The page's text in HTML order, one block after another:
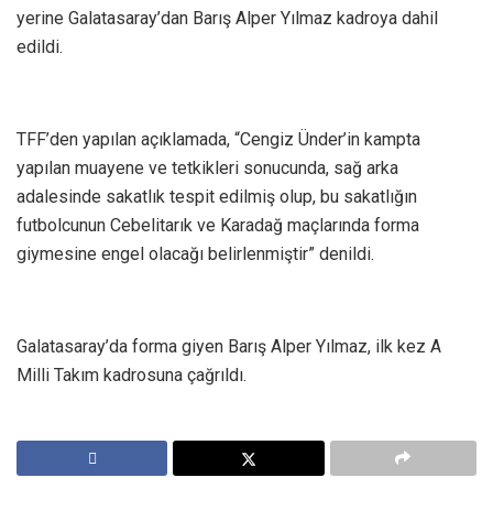
yerine Galatasaray’dan Barış Alper Yılmaz kadroya dahil
edildi.
TFF’den yapılan açıklamada, “Cengiz Ünder’in kampta
yapılan muayene ve tetkikleri sonucunda, sağ arka
adalesinde sakatlık tespit edilmiş olup, bu sakatlığın
futbolcunun Cebelitarık ve Karadağ maçlarında forma
giymesine engel olacağı belirlenmiştir” denildi.
Galatasaray’da forma giyen Barış Alper Yılmaz, ilk kez A
Milli Takım kadrosuna çağrıldı.